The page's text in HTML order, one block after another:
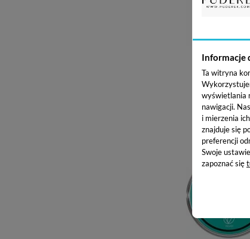
Informacje
Ta witryna
wyświetlania
nawigacji.
i mierzenia
znajduje się
preferencji
Swoje
zapoznać się
CLARESA NOW
Dodaj